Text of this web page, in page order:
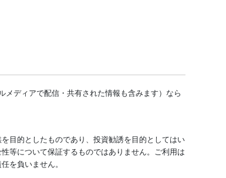
ディアで配信・共有された情報も含みます）なら
目的としたものであり、投資勧誘を目的としてはい
等について保証するものではありません。ご利用は
を負いません。